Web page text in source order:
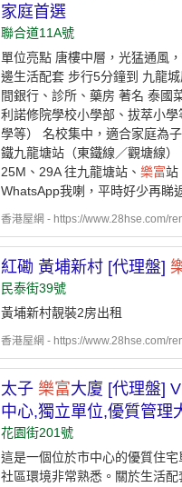
家庭首選
聯合道11A號
單位亮點 唐樓中層，光猛通風
邊生活配套 步行5分鐘到 九龍
間銀行、診所、藥房 著名 泰國
利諾修院學校小學部、拔萃小
學等） 名校集中，適合家庭為
鐵九龍塘站（東鐵線／觀塘線
25M、29A 往九龍塘站、 樂富站
WhatsApp我喇，平時好少再睇
香港屋網 - https://www.28hse.com/
紅磡 黃埔新村 [代理盤]
民泰街39號
黃埔新村靚裝2房出租
香港屋網 - https://www.28hse.com/
太子 樂富大廈 [代理盤]
中心,獨立單位,優質管理
花園街201號
這是一個位於市中心的優質住
社區環境非常熟悉。關於生活